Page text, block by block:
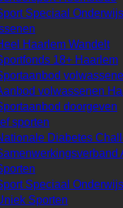
Speciaal
Haarlem Wandelt
18+ Haarlem
volwassenen
doorgeven
sporten
Diabetes
Speciaal
Sporten